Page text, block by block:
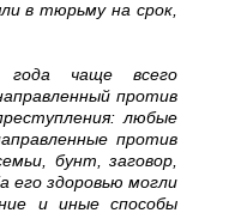
в тюрьму на срок,
года чаще всего
против
любые
против
бунт, заговор,
его здоровью могли
и иные способы